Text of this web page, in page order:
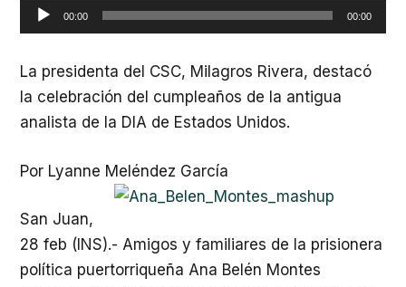
Reproductor
de
00:00 00:00
La presidenta del CSC, Milagros Rivera, destacó
la celebración del cumpleaños de la antigua
analista de la DIA de Estados Unidos.
Por Lyanne Meléndez García
San Juan,
28 feb (INS).- Amigos y familiares de la prisionera
política puertorriqueña Ana Belén Montes